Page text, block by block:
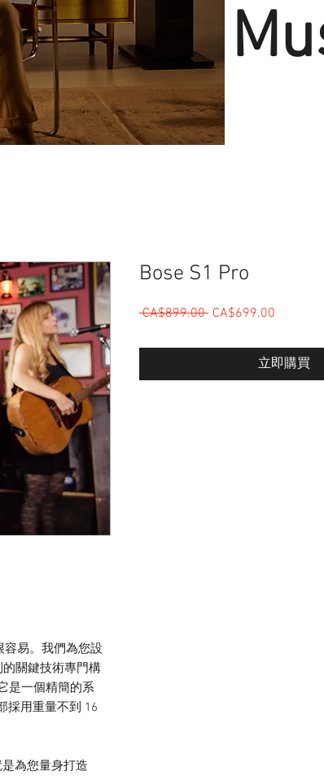
容易。我們為您設
關鍵技術專門構
是一個精簡的系
採用重量不到 16
為您量身打造
Bose S1 Pro
CA$899.00 一般價格
CA$699.00
立即購買